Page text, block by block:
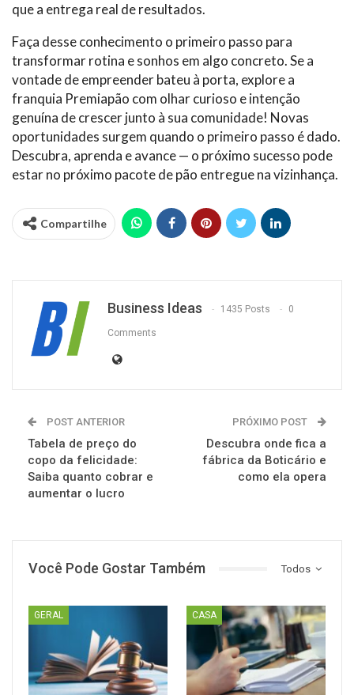
que a entrega real de resultados.
Faça desse conhecimento o primeiro passo para
transformar rotina e sonhos em algo concreto. Se a
vontade de empreender bateu à porta, explore a
franquia Premiapão com olhar curioso e intenção
genuína de crescer junto à sua comunidade! Novas
oportunidades surgem quando o primeiro passo é dado.
Descubra, aprenda e avance — o próximo sucesso pode
estar no próximo pacote de pão entregue na vizinhança.
Compartilhe
Business Ideas 1435 Posts 0
Comments
POST ANTERIOR
Tabela de preço do
copo da felicidade:
Saiba quanto cobrar e
aumentar o lucro
PRÓXIMO POST
Descubra onde fica a
fábrica da Boticário e
como ela opera
Todos
Você Pode Gostar Também
GERAL CASA